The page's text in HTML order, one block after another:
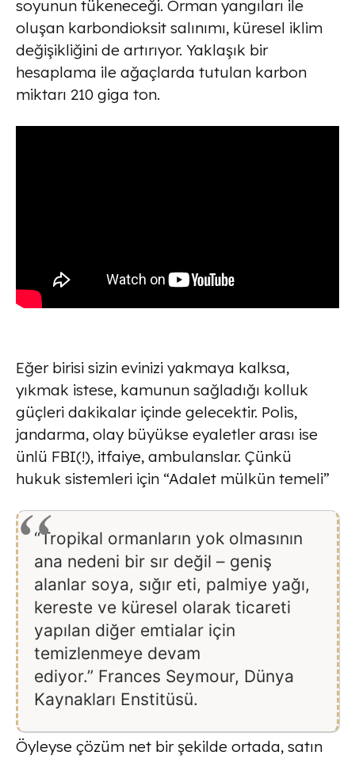
soyunun tükeneceği. Orman yangıları ile
oluşan karbondioksit salınımı, küresel iklim
değişikliğini de artırıyor. Yaklaşık bir
hesaplama ile ağaçlarda tutulan karbon
miktarı 210 giga ton.
Eğer birisi sizin evinizi yakmaya kalksa,
yıkmak istese, kamunun sağladığı kolluk
güçleri dakikalar içinde gelecektir. Polis,
jandarma, olay büyükse eyaletler arası ise
ünlü FBI(!), itfaiye, ambulanslar. Çünkü
hukuk sistemleri için “Adalet mülkün temeli”
“Tropikal ormanların yok olmasının
ana nedeni bir sır değil – geniş
alanlar soya, sığır eti, palmiye yağı,
kereste ve küresel olarak ticareti
yapılan diğer emtialar için
temizlenmeye devam
ediyor.” Frances Seymour, Dünya
Kaynakları Enstitüsü.
Öyleyse çözüm net bir şekilde ortada, satın